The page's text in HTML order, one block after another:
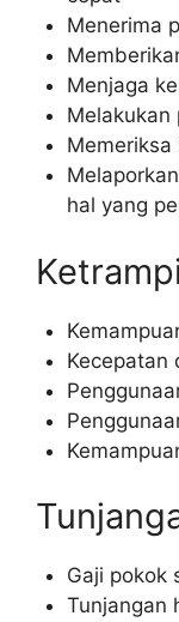
Menerima
Menjaga
Melakukan
hal yang
Kecepatan
Gaji pokok
Tunjangan